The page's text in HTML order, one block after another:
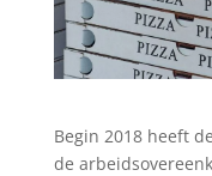
Begin 2018 heeft
de